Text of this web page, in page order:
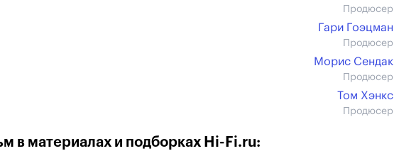
Продюсер
Гари Гоэцман
Продюсер
Морис Сендак
Продюсер
Том Хэнкс
Продюсер
в материалах и подборках Hi-Fi.ru: